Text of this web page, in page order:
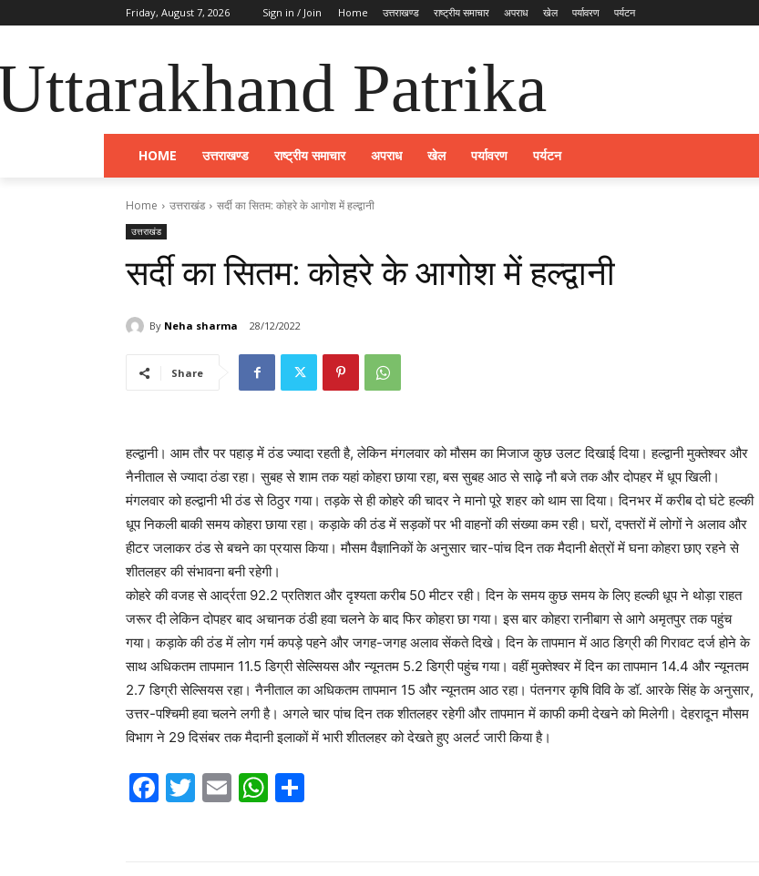
Friday, August 7, 2026 Sign in / Join Home उत्तराखण्ड राष्ट्रीय समाचार अपराध खेल पर्यावरण पर्यटन
Patrika
HOME उत्तराखण्ड राष्ट्रीय समाचार अपराध खेल पर्यावरण पर्यटन
Home उत्तराखंड सर्दी का सितम: कोहरे के आगोश में हल्द्वानी
उत्तराखंड
सर्दी का सितम: कोहरे के आगोश में हल्द्वानी
By Neha sharma 28/12/2022
Share
हल्द्वानी। आम तौर पर पहाड़ में ठंड ज्यादा रहती है, लेकिन मंगलवार को मौसम का मिजाज कुछ उलट दिखाई दिया। हल्द्वानी मुक्तेश्वर और
नैनीताल से ज्यादा ठंडा रहा। सुबह से शाम तक यहां कोहरा छाया रहा, बस सुबह आठ से साढ़े नौ बजे तक और दोपहर में धूप खिली।
मंगलवार को हल्द्वानी भी ठंड से ठिठुर गया। तड़के से ही कोहरे की चादर ने मानो पूरे शहर को थाम सा दिया। दिनभर में करीब दो घंटे हल्की
धूप निकली बाकी समय कोहरा छाया रहा। कड़ाके की ठंड में सड़कों पर भी वाहनों की संख्या कम रही। घरों, दफ्तरों में लोगों ने अलाव और
हीटर जलाकर ठंड से बचने का प्रयास किया। मौसम वैज्ञानिकों के अनुसार चार-पांच दिन तक मैदानी क्षेत्रों में घना कोहरा छाए रहने से
शीतलहर की संभावना बनी रहेगी।
कोहरे की वजह से आर्द्रता 92.2 प्रतिशत और दृश्यता करीब 50 मीटर रही। दिन के समय कुछ समय के लिए हल्की धूप ने थोड़ा राहत
जरूर दी लेकिन दोपहर बाद अचानक ठंडी हवा चलने के बाद फिर कोहरा छा गया। इस बार कोहरा रानीबाग से आगे अमृतपुर तक पहुंच
गया। कड़ाके की ठंड में लोग गर्म कपड़े पहने और जगह-जगह अलाव सेंकते दिखे। दिन के तापमान में आठ डिग्री की गिरावट दर्ज होने के
साथ अधिकतम तापमान 11.5 डिग्री सेल्सियस और न्यूनतम 5.2 डिग्री पहुंच गया। वहीं मुक्तेश्वर में दिन का तापमान 14.4 और न्यूनतम
2.7 डिग्री सेल्सियस रहा। नैनीताल का अधिकतम तापमान 15 और न्यूनतम आठ रहा। पंतनगर कृषि विवि के डॉ. आरके सिंह के अनुसार,
उत्तर-पश्चिमी हवा चलने लगी है। अगले चार पांच दिन तक शीतलहर रहेगी और तापमान में काफी कमी देखने को मिलेगी। देहरादून मौसम
विभाग ने 29 दिसंबर तक मैदानी इलाकों में भारी शीतलहर को देखते हुए अलर्ट जारी किया है।
F
T
E
W